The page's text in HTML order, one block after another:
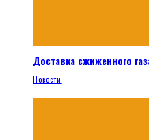
Доставка сжиженного
Новости